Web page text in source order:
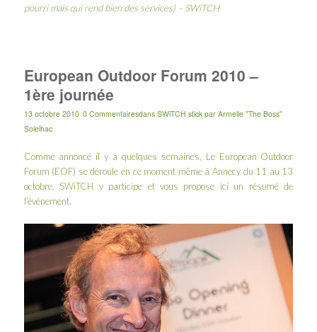
pourri mais qui rend bien des services) – SWiTCH
European Outdoor Forum 2010 –
1ère journée
13 octobre 2010 0 Commentairesdans SWiTCH stick par Armelle "The Boss"
Solelhac
Comme annoncé il y a quelques semaines , Le European Outdoor
Forum (EOF) se déroule en ce moment même à Annecy du 11 au 13
octobre. SWiTCH y participe et vous propose ici un résumé de
l’évènement.